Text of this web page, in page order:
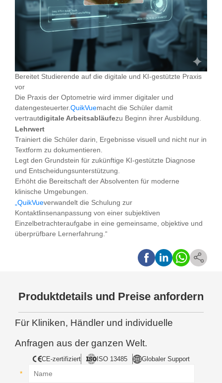
Bereitet Studierende auf die digitale und KI-gestützte Praxis
vor
Die Praxis der Optometrie wird immer digitaler und
datengesteuerter.QuikVuemacht die Schüler damit
vertrautdigitale Arbeitsabläufezu Beginn ihrer Ausbildung.
Lehrwert
Trainiert die Schüler darin, Ergebnisse visuell und nicht nur in
Textform zu dokumentieren.
Legt den Grundstein für zukünftige KI-gestützte Diagnose
und Entscheidungsunterstützung.
Erhöht die Bereitschaft der Absolventen für moderne
klinische Umgebungen.
„QuikVueverwandelt die Schulung zur
Kontaktlinsenanpassung von einer subjektiven
Einzelbetrachteraufgabe in eine gemeinsame, objektive und
überprüfbare Lernerfahrung.“
Produktdetails und Preise anfordern
Für Kliniken, Händler und individuelle
Anfragen aus der ganzen Welt.
CE-zertifiziert ISO 13485 Globaler Support